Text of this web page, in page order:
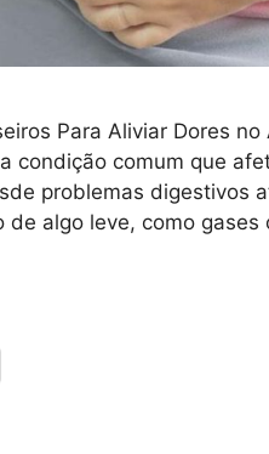
Para Aliviar Dores
condição comum que
problemas digestivos
de algo leve, como